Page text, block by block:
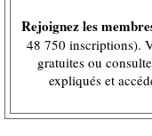
Rejoignez les
48 750 inscriptions).
gratuites ou
expliqués et